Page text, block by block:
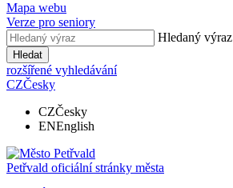
Mapa webu
Verze pro seniory
Hledaný výraz
Hledat
rozšířené vyhledávání
CZČesky
CZČesky
ENEnglish
Petřvald oficiální stránky města